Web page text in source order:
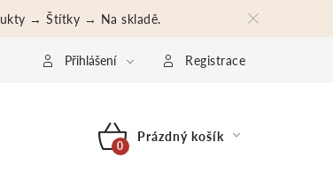
→ Štítky → Na skladě.
Moje objednávka
Přihlášení Registrace
NÁKUPNÍ
Prázdný košík